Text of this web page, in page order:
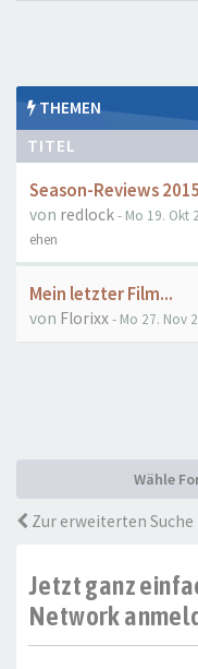
THEMEN
TITEL
Season-Reviews
von redlock- Mo 19. Okt
ehen
Mein letzter Film...
von Florixx- Mo 27. Nov
Wähle
Zur erweiterten Suche
Jetzt ganz
Network